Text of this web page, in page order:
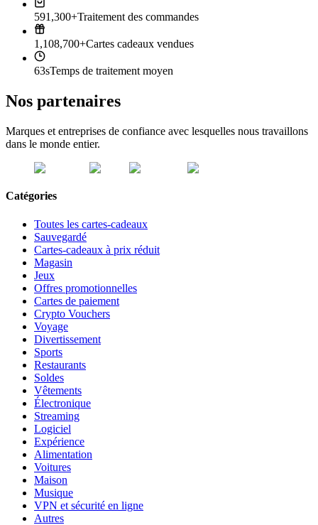
591,300+Traitement des commandes
1,108,700+Cartes cadeaux vendues
63sTemps de traitement moyen
Nos partenaires
Marques et entreprises de confiance avec lesquelles nous travaillons
dans le monde entier.
Catégories
Toutes les cartes-cadeaux
Sauvegardé
Cartes-cadeaux à prix réduit
Magasin
Jeux
Offres promotionnelles
Cartes de paiement
Crypto Vouchers
Voyage
Divertissement
Sports
Restaurants
Soldes
Vêtements
Électronique
Streaming
Logiciel
Expérience
Alimentation
Voitures
Maison
Musique
VPN et sécurité en ligne
Autres